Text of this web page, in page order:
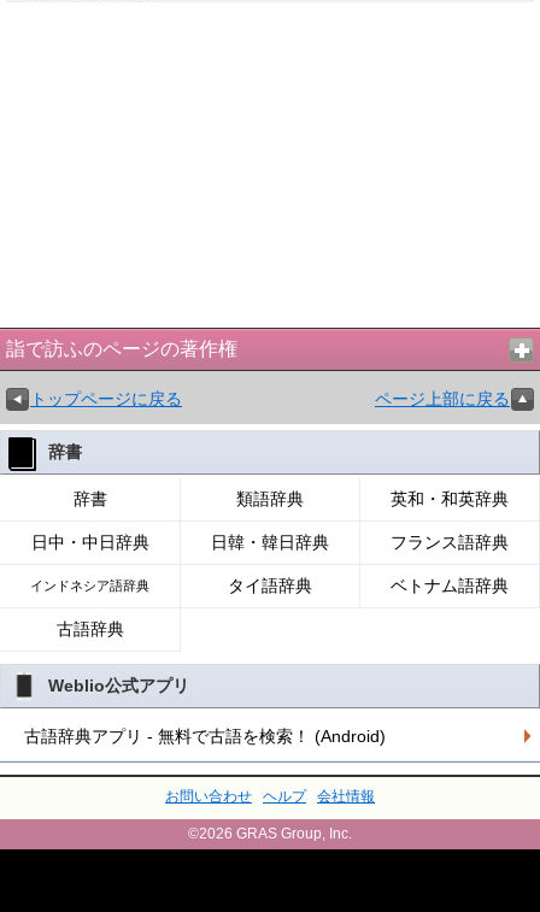
詣で訪ふのページの著作権
トップページに戻る ページ上部に戻る
辞書
辞書 類語辞典 英和・和英辞典
日中・中日辞典 日韓・韓日辞典 フランス語辞典
インドネシア語辞典 タイ語辞典 ベトナム語辞典
古語辞典
Weblio公式アプリ
古語辞典アプリ - 無料で古語を検索！ (Android)
お問い合わせ ヘルプ 会社情報
©2026 GRAS Group, Inc.